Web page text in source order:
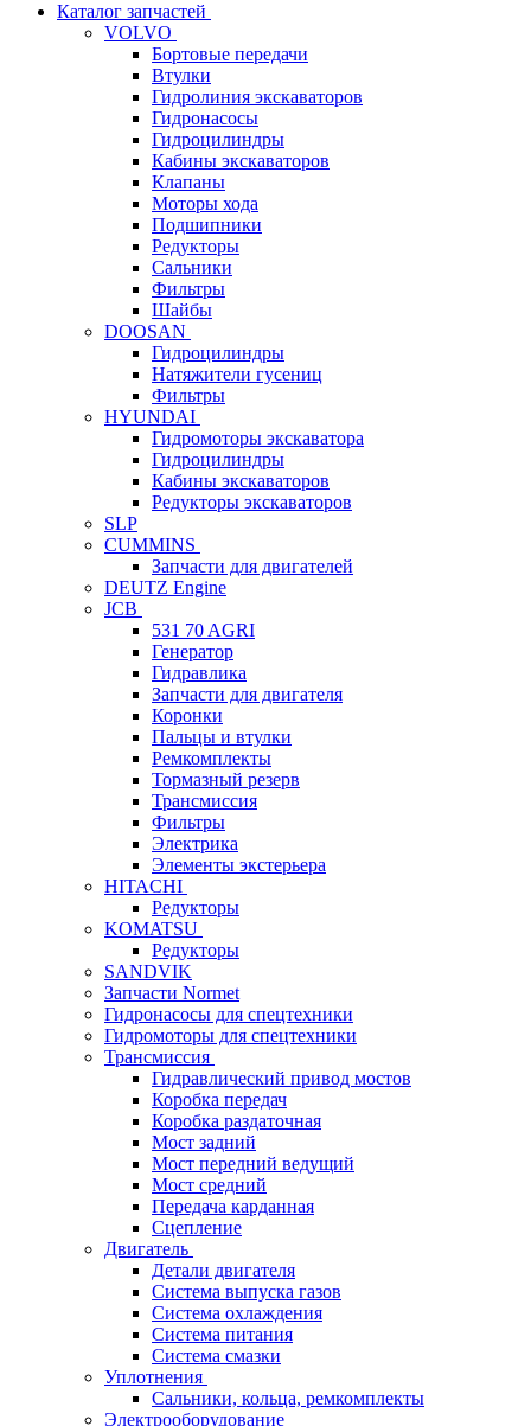
Каталог запчастей
VOLVO
Бортовые передачи
Втулки
Гидролиния экскаваторов
Гидронасосы
Гидроцилиндры
Кабины экскаваторов
Клапаны
Моторы хода
Подшипники
Редукторы
Сальники
Фильтры
Шайбы
DOOSAN
Гидроцилиндры
Натяжители гусениц
Фильтры
HYUNDAI
Гидромоторы экскаватора
Гидроцилиндры
Кабины экскаваторов
Редукторы экскаваторов
SLP
CUMMINS
Запчасти для двигателей
DEUTZ Engine
JCB
531 70 AGRI
Генератор
Гидравлика
Запчасти для двигателя
Коронки
Пальцы и втулки
Ремкомплекты
Тормазный резерв
Трансмиссия
Фильтры
Электрика
Элементы экстерьера
HITACHI
Редукторы
KOMATSU
Редукторы
SANDVIK
Запчасти Normet
Гидронасосы для спецтехники
Гидромоторы для спецтехники
Трансмиссия
Гидравлический привод мостов
Коробка передач
Коробка раздаточная
Мост задний
Мост передний ведущий
Мост средний
Передача карданная
Сцепление
Двигатель
Детали двигателя
Система выпуска газов
Система охлаждения
Система питания
Система смазки
Уплотнения
Сальники, кольца, ремкомплекты
Электрооборудование